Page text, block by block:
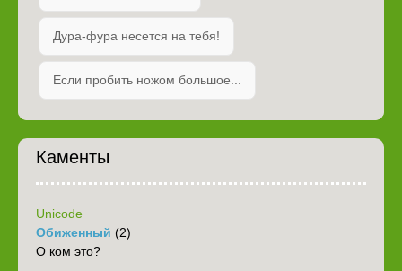
Дура-фура несется на тебя!
Если пробить ножом большое...
Каменты
Unicode
Обиженный (2)
О ком это?